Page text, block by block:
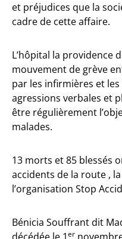
et préjudices que la
cadre de cette affaire.
L’hôpital la providence
mouvement de grève
par les infirmières et
agressions verbales et
être régulièrement
malades.
13 morts et 85 blessés
accidents de la route ,
l’organisation Stop
Bénicia Souffrant dit
er